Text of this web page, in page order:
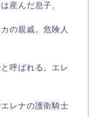
産んだ息子。
の親戚。危険人
呼ばれる。エレ
レナの護衛騎士